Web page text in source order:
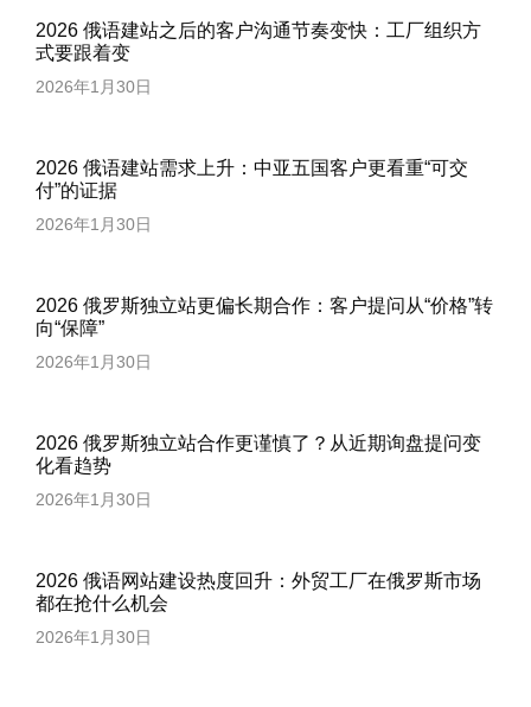
2026 俄语建站之后的客户沟通节奏变快：工厂组织方
式要跟着变
2026年1月30日
2026 俄语建站需求上升：中亚五国客户更看重“可交
付”的证据
2026年1月30日
2026 俄罗斯独立站更偏长期合作：客户提问从“价格”转
向“保障”
2026年1月30日
2026 俄罗斯独立站合作更谨慎了？从近期询盘提问变
化看趋势
2026年1月30日
2026 俄语网站建设热度回升：外贸工厂在俄罗斯市场
都在抢什么机会
2026年1月30日